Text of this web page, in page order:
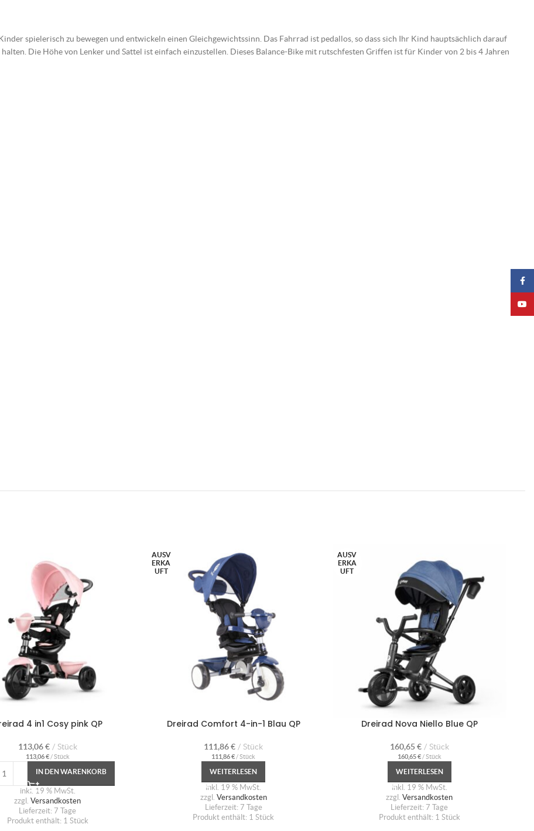
spielerisch zu bewegen und entwickeln einen Gleichgewichtssinn. Das Fahrrad ist pedallos, so dass sich Ihr Kind hauptsächlich darauf
Die Höhe von Lenker und Sattel ist einfach einzustellen. Dieses Balance-Bike mit rutschfesten Griffen ist für Kinder von 2 bis 4 Jahren
4 in1 Cosy pink QP
113,06€ Stück
113,06€/Stück
IN DEN WARENKORB
inkl. 19 % MwSt.
zzgl.Versandkosten
Lieferzeit: 7 Tage
Produkt enthält: 1 Stück
AUSV
ERKA
UFT
Dreirad Comfort 4-in-1 Blau QP
111,86€ Stück
111,86€ /Stück
WEITERLESEN
inkl. 19 % MwSt.
zzgl. Versandkosten
Lieferzeit: 7 Tage
Produkt enthält: 1Stück
AUSV
ERKA
UFT
Dreirad Nova Niello Blue QP
160,65€ Stück
160,65€/Stück
WEITERLESEN
inkl. 19 % MwSt.
zzgl.Versandkosten
Lieferzeit: 7 Tage
Produkt enthält: 1 Stück